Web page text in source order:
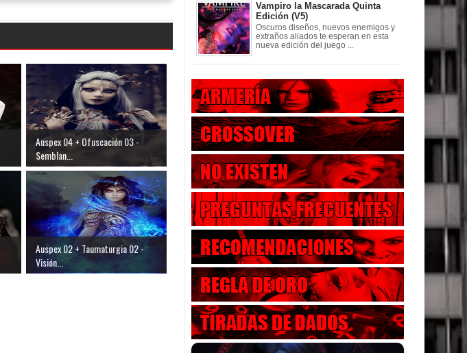
Auspex 04 + Ofuscación 03 -
Semblan...
Auspex 02 + Taumaturgia 02 -
Visión...
Vampiro la Mascarada Quinta
Edición (V5)
Oscuros diseños, nuevos enemigos y
extraños aliados te esperan en esta
nueva edición del juego ...